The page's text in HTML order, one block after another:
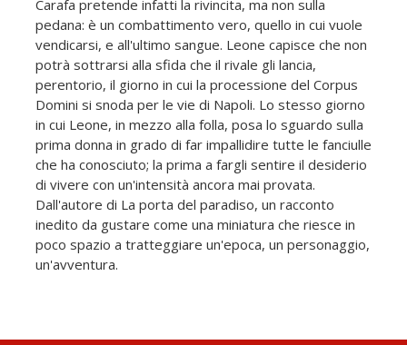
Carafa pretende infatti la rivincita, ma non sulla
pedana: è un combattimento vero, quello in cui vuole
vendicarsi, e all'ultimo sangue. Leone capisce che non
potrà sottrarsi alla sfida che il rivale gli lancia,
perentorio, il giorno in cui la processione del Corpus
Domini si snoda per le vie di Napoli. Lo stesso giorno
in cui Leone, in mezzo alla folla, posa lo sguardo sulla
prima donna in grado di far impallidire tutte le fanciulle
che ha conosciuto; la prima a fargli sentire il desiderio
di vivere con un'intensità ancora mai provata.
Dall'autore di La porta del paradiso, un racconto
inedito da gustare come una miniatura che riesce in
poco spazio a tratteggiare un'epoca, un personaggio,
un'avventura.